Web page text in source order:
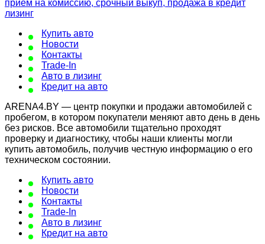
Купить авто
Новости
Контакты
Trade-In
Авто в лизинг
Кредит на авто
ARENA4.BY — центр покупки и продажи автомобилей с
пробегом, в котором покупатели меняют авто день в день
без рисков. Все автомобили тщательно проходят
проверку и диагностику, чтобы наши клиенты могли
купить автомобиль, получив честную информацию о его
техническом состоянии.
Купить авто
Новости
Контакты
Trade-In
Авто в лизинг
Кредит на авто